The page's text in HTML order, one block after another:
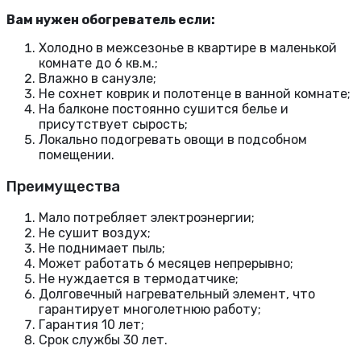
Вам нужен обогреватель если:
Холодно в межсезонье в квартире в маленькой
комнате до 6 кв.м.;
Влажно в санузле;
Не сохнет коврик и полотенце в ванной комнате;
На балконе постоянно сушится белье и
присутствует сырость;
Локально подогревать овощи в подсобном
помещении.
Преимущества
Мало потребляет электроэнергии;
Не сушит воздух;
Не поднимает пыль;
Может работать 6 месяцев непрерывно;
Не нуждается в термодатчике;
Долговечный нагревательный элемент, что
гарантирует многолетнюю работу;
Гарантия 10 лет;
Срок службы 30 лет.